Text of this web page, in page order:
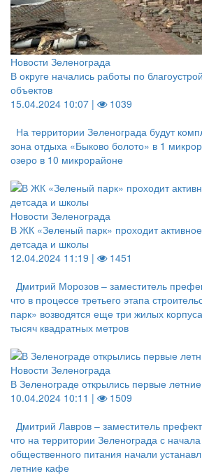
Новости Зеленограда
В округе начались работы по
объектов
15.04.2024 10:07 |
1039
На территории Зеленограда будут
зона отдыха «Быково болото» в 1
озеро в 10 микрорайоне
Новости Зеленограда
В ЖК «Зеленый парк» проходит активное
детсада и школы
12.04.2024 11:19 |
1451
Дмитрий Морозов – заместитель
что в процессе третьего этапа
парк» возводятся еще три жилых
тысяч квадратных метров
Новости Зеленограда
В Зеленограде открылись первые
10.04.2024 10:11 |
1509
Дмитрий Лавров – заместитель
что на территории Зеленограда с
общественного питания начали
летние кафе